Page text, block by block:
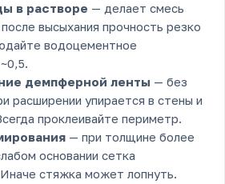
в растворе — делает смесь
высыхания прочность резко
водоцементное
демпферной ленты — без
расширении упирается в стены и
проклеивайте периметр.
— при толщине более
основании сетка
стяжка может лопнуть.